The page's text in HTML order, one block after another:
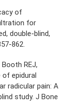
of
for
double-blind,
862.
Booth REJ,
of epidural
radicular pain: A
study. J Bone